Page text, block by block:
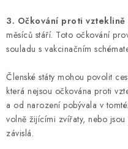
3. Očkování proti vzteklině
měsíců stáří. Toto očkování
souladu s vakcinačním
Členské státy mohou povolit
která nejsou očkována proti
a od narození pobývala v
volně žijícími zvířaty, nebo
závislá.